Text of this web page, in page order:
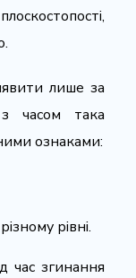
лише за
часом така
ознаками:
рівні.
час згинання